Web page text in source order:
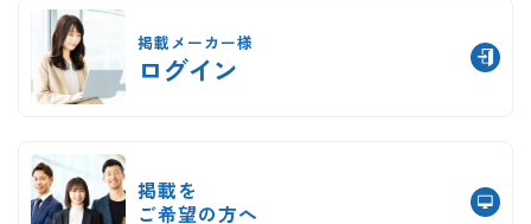
掲載メーカー様
ログイン
掲載を
ご希望の方へ